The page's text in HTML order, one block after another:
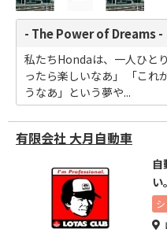
- The Power of Dreams -
私たちHondaは、一人ひと
ったら楽しいなあ」 「これ
うなあ」という夢や...
有限会社 大月自動車
い。